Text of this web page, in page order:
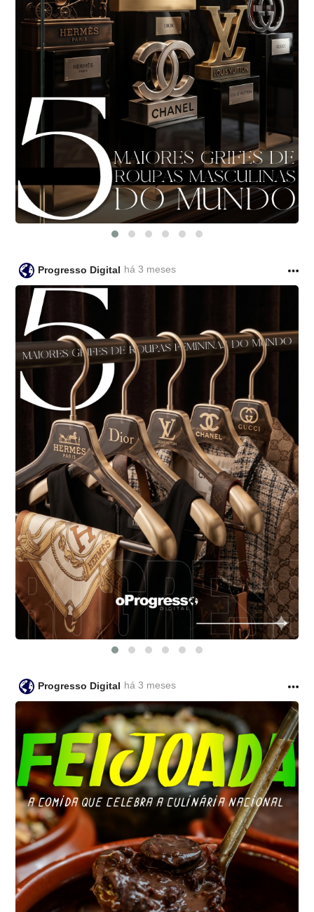
Progresso Digital há 3 meses
Progresso Digital há 3 meses